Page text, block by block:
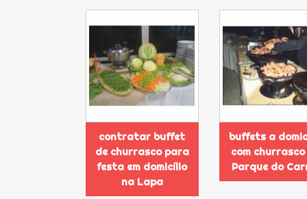
contratar buffet
de churrasco para
festa em domicílio
na Lapa
buffets a
com
Parque do